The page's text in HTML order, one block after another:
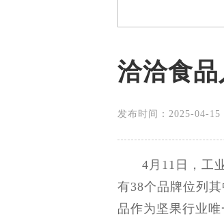
洽洽食
发布时间：2025-04-
4月11日，工
有38个品牌位列
品作为坚果行业